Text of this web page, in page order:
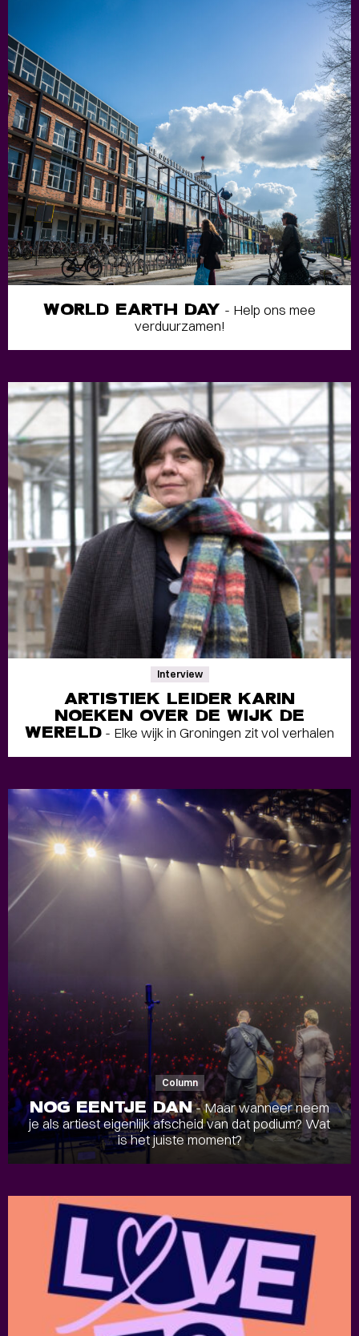
WORLD EARTH DAY - Help ons mee
verduurzamen!
Interview
ARTISTIEK LEIDER KARIN
NOEKEN OVER DE WIJK DE
WERELD- Elke wijk in Groningen zit vol verhalen
Column
NOG EENTJE DAN- Maar wanneer neem
je als artiest eigenlijk afscheid van dat podium? Wat
is het juiste moment?